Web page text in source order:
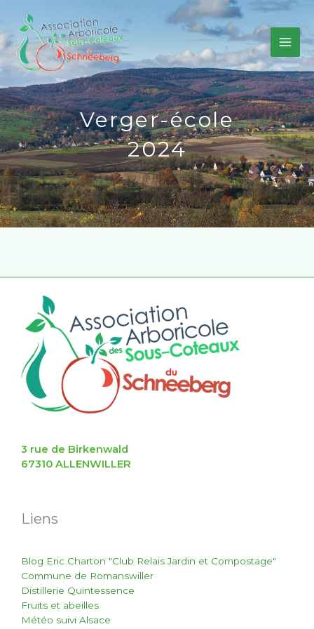
contenu
Verger-école
2024
3 rue de Birkenwald
67310 ALLENWILLER
Liens
Blog Eric Charton "Club Relais Jardin et Compostage"
Commune de Romanswiller
Distillerie Quintessence
Fruits et abeilles
Météo suivi Alsace